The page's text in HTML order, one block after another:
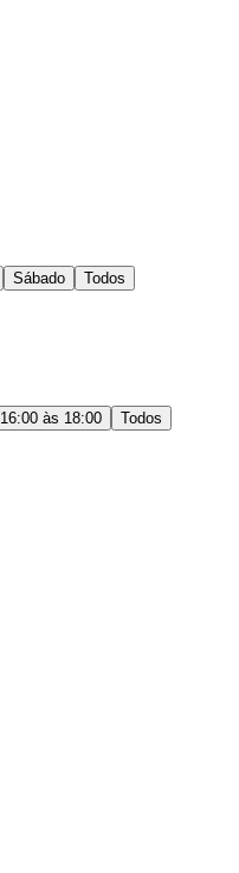
Sábado Todos
16:00 às 18:00 Todos